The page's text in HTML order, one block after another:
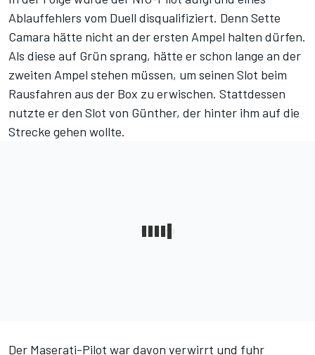
Ablauffehlers vom Duell disqualifiziert. Denn Sette
Camara hätte nicht an der ersten Ampel halten dürfen.
Als diese auf Grün sprang, hätte er schon lange an der
zweiten Ampel stehen müssen, um seinen Slot beim
Rausfahren aus der Box zu erwischen. Stattdessen
nutzte er den Slot von Günther, der hinter ihm auf die
Strecke gehen wollte.
Der Maserati-Pilot war davon verwirrt und fuhr